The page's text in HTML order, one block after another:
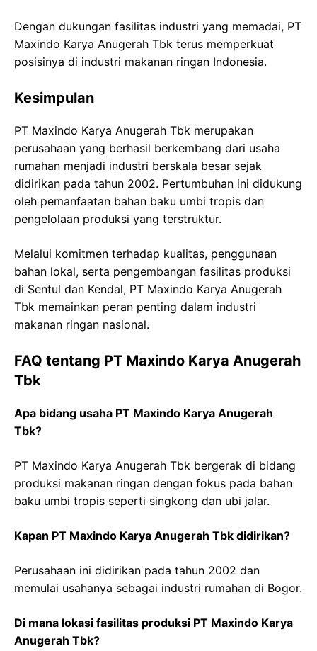
Dengan dukungan fasilitas industri yang memadai, PT
Maxindo Karya Anugerah Tbk terus memperkuat
posisinya di industri makanan ringan Indonesia.
Kesimpulan
PT Maxindo Karya Anugerah Tbk merupakan
perusahaan yang berhasil berkembang dari usaha
rumahan menjadi industri berskala besar sejak
didirikan pada tahun 2002. Pertumbuhan ini didukung
oleh pemanfaatan bahan baku umbi tropis dan
pengelolaan produksi yang terstruktur.
Melalui komitmen terhadap kualitas, penggunaan
bahan lokal, serta pengembangan fasilitas produksi
di Sentul dan Kendal, PT Maxindo Karya Anugerah
Tbk memainkan peran penting dalam industri
makanan ringan nasional.
FAQ tentang PT Maxindo Karya Anugerah
Tbk
Apa bidang usaha PT Maxindo Karya Anugerah
Tbk?
PT Maxindo Karya Anugerah Tbk bergerak di bidang
produksi makanan ringan dengan fokus pada bahan
baku umbi tropis seperti singkong dan ubi jalar.
Kapan PT Maxindo Karya Anugerah Tbk didirikan?
Perusahaan ini didirikan pada tahun 2002 dan
memulai usahanya sebagai industri rumahan di Bogor.
Di mana lokasi fasilitas produksi PT Maxindo Karya
Anugerah Tbk?